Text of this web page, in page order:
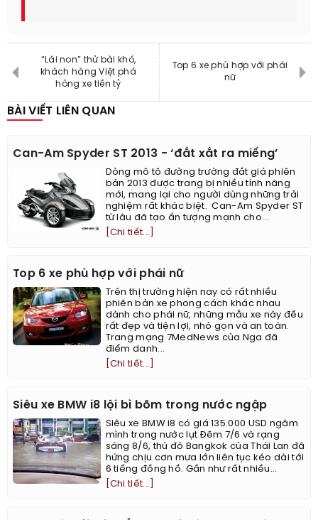
“Lái non” thử bài khó,
khách hàng Việt phá
hỏng xe tiền tỷ
Top 6 xe phù hợp với phái
nữ
BÀI VIẾT LIÊN QUAN
Can-Am Spyder ST 2013 - ‘đắt xắt ra miếng’
Dòng mô tô đường trường đắt giá phiên
bản 2013 được trang bị nhiều tính năng
mới, mang lại cho người dùng những trải
nghiệm rất khác biệt. ​ Can-Am Spyder ST
từ lâu đã tạo ấn tượng mạnh cho...
[Chi tiết...]
Top 6 xe phù hợp với phái nữ
Trên thị trường hiện nay có rất nhiều
phiên bản xe phong cách khác nhau
dành cho phái nữ, những mẫu xe này đều
rất đẹp và tiện lợi, nhỏ gọn và an toàn.
Trang mạng 7MedNews của Nga đã
điểm danh...
[Chi tiết...]
Siêu xe BMW i8 lội bì bõm trong nước ngập
Siêu xe BMW i8 có giá 135.000 USD ngâm
mình trong nước lụt Đêm 7/6 và rạng
sáng 8/6, thủ đô Bangkok của Thái Lan đã
hứng chịu cơn mưa lớn liên tục kéo dài tới
6 tiếng đồng hồ. Gần như rất nhiều...
[Chi tiết...]